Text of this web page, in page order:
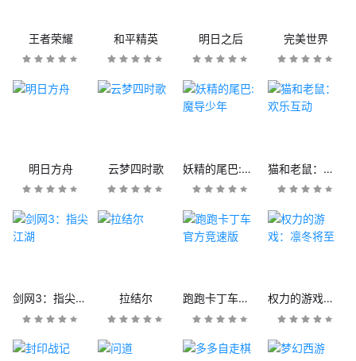
王者荣耀 和平精英 明日之后 完美世界
明日方舟 云梦四时歌 妖精的尾巴:魔导少年 猫和老鼠：欢乐互动
剑网3：指尖江湖 拉结尔 跑跑卡丁车官方竞速版 权力的游戏：凛冬将至